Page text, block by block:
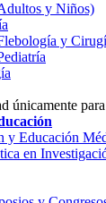
y Niños)
y
únicamente
y Educación
en